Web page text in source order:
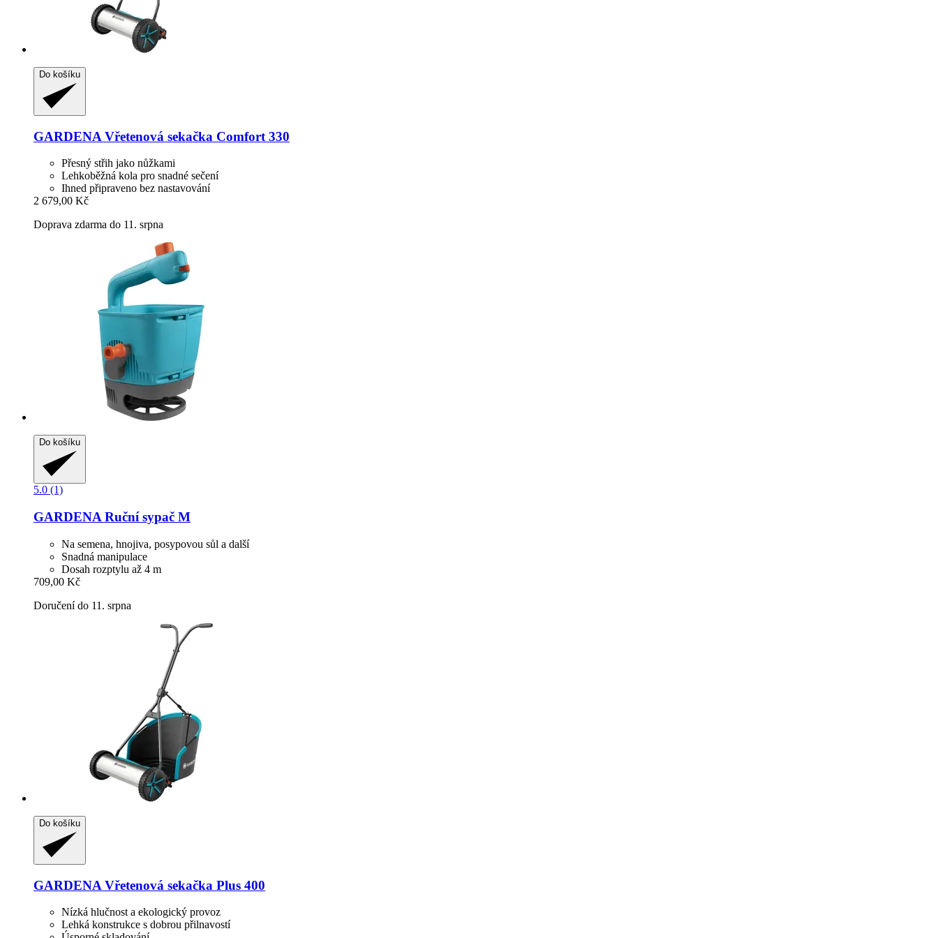
Do košíku
GARDENA Vřetenová sekačka Comfort 330
Přesný střih jako nůžkami
Lehkoběžná kola pro snadné sečení
Ihned připraveno bez nastavování
2 679,00 Kč
Doprava zdarma do 11. srpna
Do košíku
5.0 (1)
GARDENA Ruční sypač M
Na semena, hnojiva, posypovou sůl a další
Snadná manipulace
Dosah rozptylu až 4 m
709,00 Kč
Doručení do 11. srpna
Do košíku
GARDENA Vřetenová sekačka Plus 400
Nízká hlučnost a ekologický provoz
Lehká konstrukce s dobrou přilnavostí